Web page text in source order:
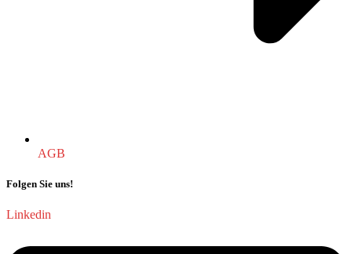
AGB
Folgen Sie uns!
Linkedin